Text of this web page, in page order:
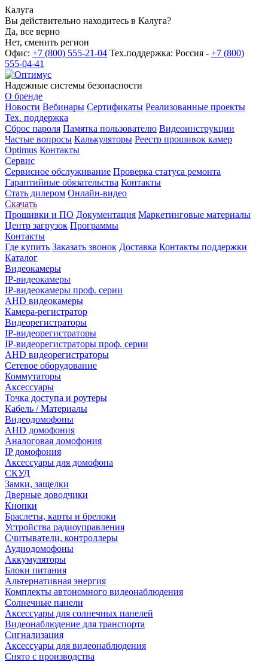
Калуга
Вы действительно находитесь в Калуга?
Да, все верно
Нет, сменить регион
Офис: +7 (800) 555-21-04 Тех.поддержка: Россия - +7 (800)
555-04-41
Надежные системы безопасности
О бренде
Новости Вебинары Сертификаты Реализованные проекты
Тех. поддержка
Сброс пароля Памятка пользователю Видеоинструкции
Частые вопросы Калькуляторы Реестр прошивок камер
Optimus Контакты
Сервис
Сервисное обслуживание Проверка статуса ремонта
Гарантийные обязательства Контакты
Стать дилером Онлайн-видео
Скачать
Прошивки и ПО Документация Маркетинговые материалы
Центр загрузок Программы
Контакты
Где купить Заказать звонок Доставка Контакты поддержки
Каталог
Видеокамеры
IP-видеокамеры
IP-видеокамеры проф. серии
AHD видеокамеры
Камера-регистратор
Видеорегистраторы
IP-видеорегистраторы
IP-видеорегистраторы проф. серии
AHD видеорегистраторы
Сетевое оборудование
Коммутаторы
Аксессуары
Точка доступа и роутеры
Кабель / Материалы
Видеодомофоны
AHD домофония
Аналоговая домофония
IP домофония
Аксессуары для домофона
СКУД
Замки, защелки
Дверные доводчики
Кнопки
Браслеты, карты и брелоки
Устройства радиоуправления
Считыватели, контроллеры
Аудиодомофоны
Аккумуляторы
Блоки питания
Альтернативная энергия
Комплекты автономного видеонаблюдения
Солнечные панели
Аксессуары для солнечных панелей
Видеонаблюдение для транспорта
Сигнализация
Аксессуары для видеонаблюдения
Снято с производства